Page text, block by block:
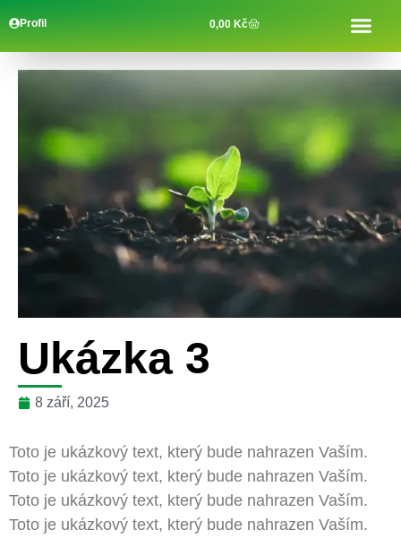
0,00 Kč
Profil
Ukázka 3
8 září, 2025
Toto je ukázkový text, který bude nahrazen Vaším.
Toto je ukázkový text, který bude nahrazen Vaším.
Toto je ukázkový text, který bude nahrazen Vaším.
Toto je ukázkový text, který bude nahrazen Vaším.